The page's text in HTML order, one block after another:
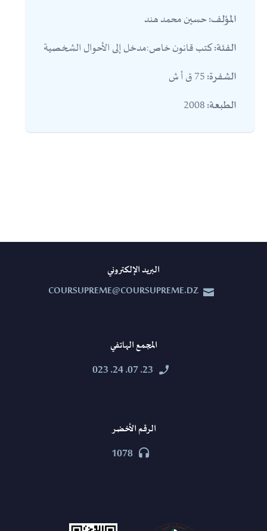
المؤلف:حسين محمد هند
الفئة:كتب قانون خاص:مدخل إلى الأحوال الشخصية
الشفرة:
الطبعة:
البريد الإلكتروني


COURSUPREME@COURSUPREME.DZ
المجمع الهاتفي


23. 07. 24. 023
الرقم الأخضر


1078